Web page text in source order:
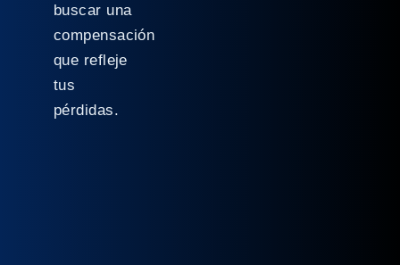
buscar una
compensación
que refleje
tus
pérdidas.